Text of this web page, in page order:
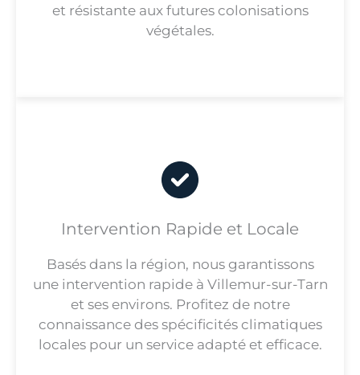
et résistante aux futures colonisations
végétales.
Intervention Rapide et Locale
Basés dans la région, nous garantissons
une intervention rapide à Villemur-sur-Tarn
et ses environs. Profitez de notre
connaissance des spécificités climatiques
locales pour un service adapté et efficace.